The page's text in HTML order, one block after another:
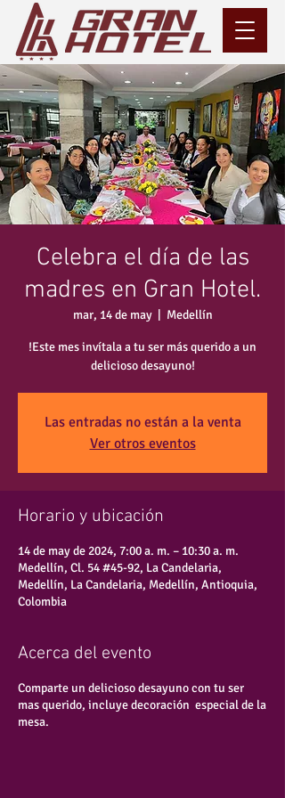
Celebra el día de las
madres en Gran Hotel.
mar, 14 de may
  |
Medellín
!Este mes invítala a tu ser más querido a un
delicioso desayuno!
Las entradas no están a la venta
Ver otros eventos
Horario y ubicación
14 de may de 2024, 7:00 a. m. – 10:30 a. m.
Medellín, Cl. 54 #45-92, La Candelaria,
Medellín, La Candelaria, Medellín, Antioquia,
Colombia
Acerca del evento
Comparte un delicioso desayuno con tu ser
mas querido, incluye decoración especial de la
mesa.